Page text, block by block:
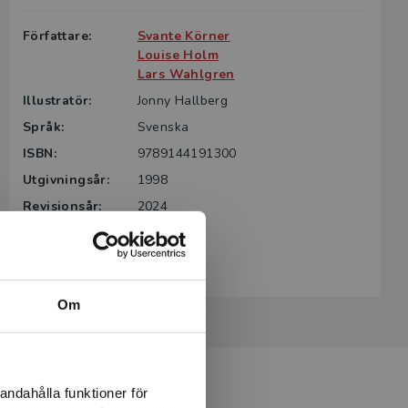
Om
funktioner för
Författare:
Svante Körner
Louise Holm
Lars Wahlgren
Illustratör:
Jonny Hallberg
Språk:
Svenska
ISBN:
9789144191300
Utgivningsår:
1998
Revisionsår:
2024
Artikelnummer:
6809-SB04
Fjärde